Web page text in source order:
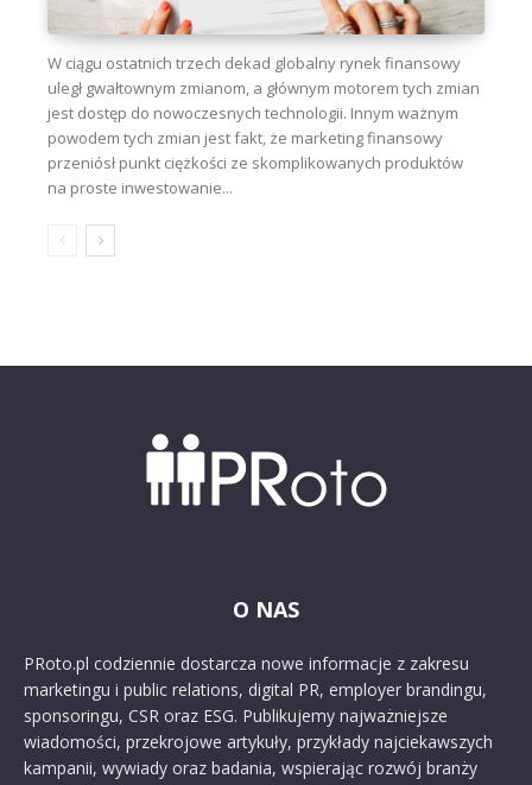
W ciągu ostatnich trzech dekad globalny rynek finansowy
uległ gwałtownym zmianom, a głównym motorem tych zmian
jest dostęp do nowoczesnych technologii. Innym ważnym
powodem tych zmian jest fakt, że marketing finansowy
przeniósł punkt ciężkości ze skomplikowanych produktów
na proste inwestowanie...
O NAS
PRoto.pl codziennie dostarcza nowe informacje z zakresu
marketingu i public relations, digital PR, employer brandingu,
sponsoringu, CSR oraz ESG. Publikujemy najważniejsze
wiadomości, przekrojowe artykuły, przykłady najciekawszych
kampanii, wywiady oraz badania, wspierając rozwój branży